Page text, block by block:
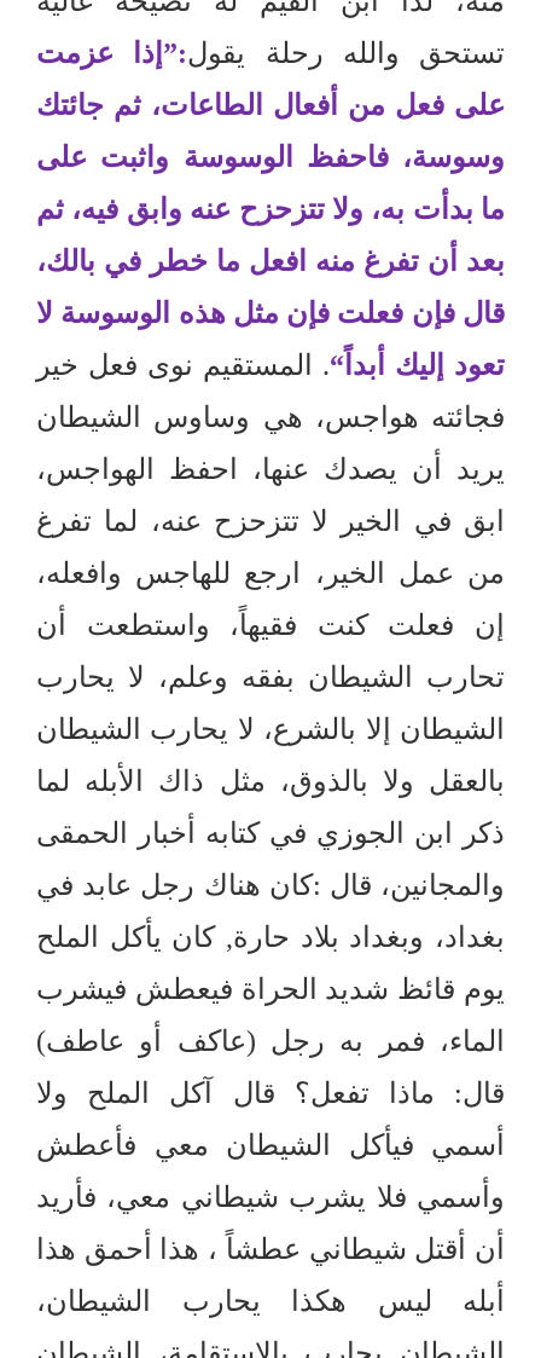
تستحق والله رحلة يقول:” إذا عزمت
على فعل من أفعال الطاعات، ثم جائتك
وسوسة، فاحفظ الوسوسة واثبت على
ما بدأت به، ولا تتزحزح عنه وابق فيه، ثم
بعد أن تفرغ منه افعل ما خطر في بالك،
قال فإن فعلت فإن مثل هذه الوسوسة لا
تعود إليك أبداً “
.
المستقيم نوى فعل خير
فجائته هواجس، هي وساوس الشيطان
يريد أن يصدك عنها، احفظ الهواجس،
ابق في الخير لا تتزحزح عنه، لما تفرغ
من عمل الخير، ارجع للهاجس وافعله،
إن فعلت كنت فقيهاً، واستطعت أن
تحارب الشيطان بفقه وعلم، لا يحارب
الشيطان إلا بالشرع، لا يحارب الشيطان
بالعقل ولا بالذوق، مثل ذاك الأبله لما
ذكر ابن الجوزي في كتابه أخبار الحمقى
والمجانين، قال :كان هناك رجل عابد في
بغداد، وبغداد بلاد حارة,كان يأكل الملح
يوم قائظ شديد الحراة فيعطش فيشرب
الماء، فمر به رجل (عاكف أو عاطف)
قال: ماذا تفعل؟ قال آكل الملح ولا
أسمي فيأكل الشيطان معي فأعطش
وأسمي فلا يشرب شيطاني معي، فأريد
أن أقتل شيطاني عطشاً ، هذا أحمق هذا
أبله ليس هكذا يحارب الشيطان،